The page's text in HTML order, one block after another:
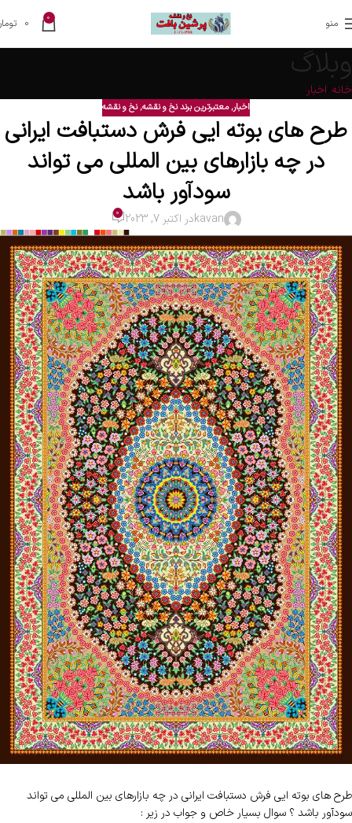
منو 0
0
وبلاگ
خانه اخبار
اخبار,معتبرترین برند نخ و نقشه,نخ و نقشه
طرح های بوته ایی فرش دستبافت ایرانی
در چه بازارهای بین المللی می تواند
سودآور باشد
kavanدر اکتبر 7, 2023 0
طرح های بوته ایی فرش دستبافت ایرانی در چه بازارهای بین المللی می تواند
سودآور باشد ؟ سوال بسیار خاص و جواب در زیر :